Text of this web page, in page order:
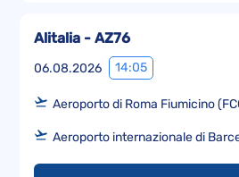
06.08.2026 14:05
Alitalia - AZ76
Aeroporto di Roma Fiumicino
Aeroporto internazionale di